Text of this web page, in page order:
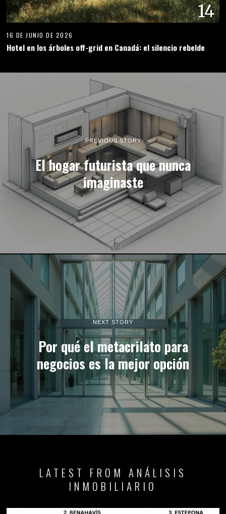
14
16 DE JUNIO DE 2026
Hotel en los árboles off-grid en Canadá: el silencio rebelde
PREVIOUS STORY
El hogar futurista que nunca
imaginaste
NEXT STORY
Por qué el metacrilato para
negocios es la mejor opción
LATEST FROM ANÁLISIS
INMOBILIARIO